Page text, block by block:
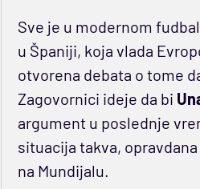
Sve je u modernom
u Španiji, koja vlada
otvorena debata o tome
Zagovornici ideje da bi
argument u poslednje
situacija takva,
na Mundijalu.